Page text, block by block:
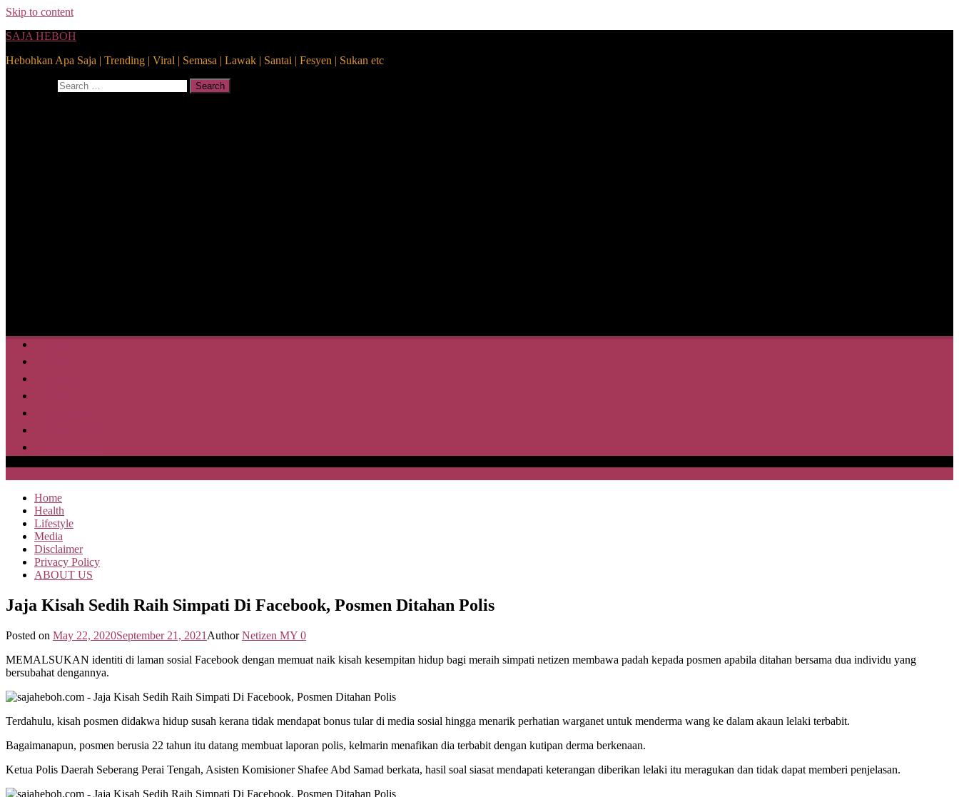
Skip to content
SAJA HEBOH
Hebohkan Apa Saja | Trending | Viral | Semasa | Lawak | Santai | Fesyen | Sukan etc
Search
Home
Health
Lifestyle
Media
Disclaimer
Privacy Policy
ABOUT US
Jaja Kisah Sedih Raih Simpati Di Facebook, Posmen Ditahan Polis
Posted on May 22, 2020September 21, 2021 Author Netizen MY 0
MEMALSUKAN identiti di laman sosial Facebook dengan memuat naik kisah kesempitan hidup bagi meraih simpati netizen membawa padah kepada posmen apabila ditahan bersama dua individu yang
bersubahat dengannya.
Terdahulu, kisah posmen didakwa hidup susah kerana tidak mendapat bonus tular di media sosial hingga menarik perhatian warganet untuk menderma wang ke dalam akaun lelaki terbabit.
Bagaimanapun, posmen berusia 22 tahun itu datang membuat laporan polis, kelmarin menafikan dia terbabit dengan kutipan derma berkenaan.
Ketua Polis Daerah Seberang Perai Tengah, Asisten Komisioner Shafee Abd Samad berkata, hasil soal siasat mendapati keterangan diberikan lelaki itu meragukan dan tidak dapat memberi penjelasan.